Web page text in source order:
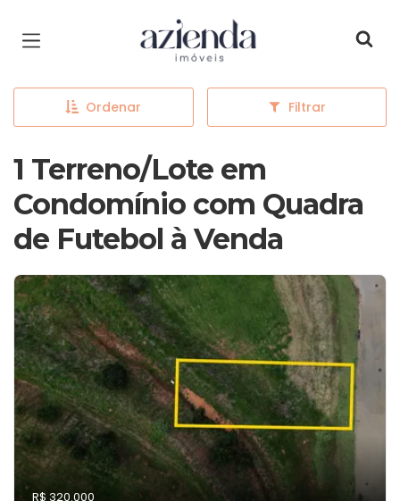
Página inicial
Ordenar Filtrar
1 Terreno/Lote em
Condomínio com Quadra
de Futebol à Venda
R$ 320.000